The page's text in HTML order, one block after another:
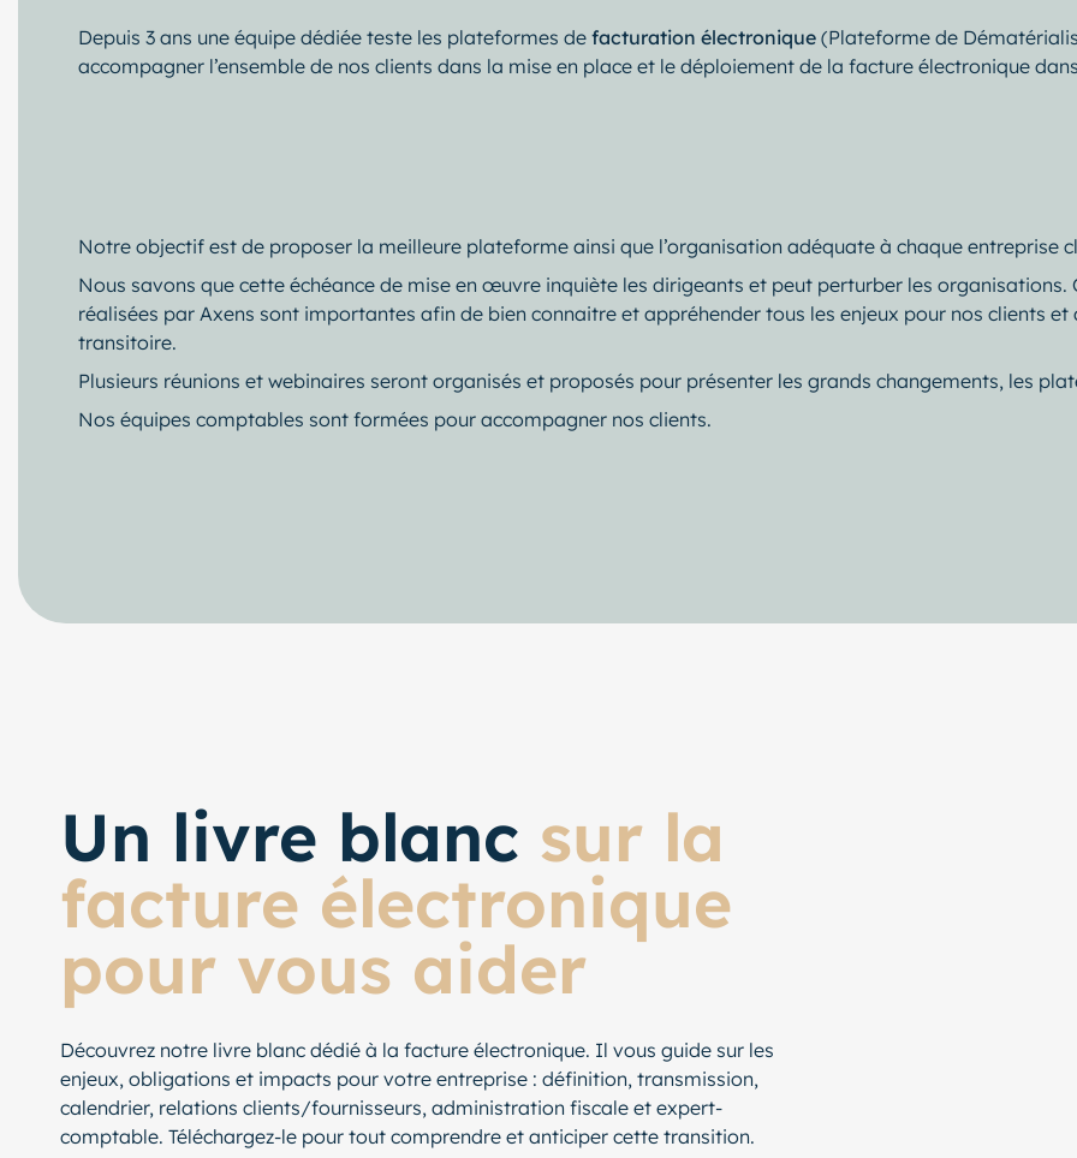
Depuis 3 ans une équipe dédiée teste les plateformes de facturation électronique (Plateforme de
accompagner l’ensemble de nos clients dans la mise en place et le déploiement de la facture électronique
Notre objectif est de proposer la meilleure plateforme ainsi que l’organisation adéquate à chaque entreprise
Nous savons que cette échéance de mise en œuvre inquiète les dirigeants et peut perturber les
réalisées par Axens sont importantes afin de bien connaitre et appréhender tous les enjeux pour nos clients
transitoire.
Plusieurs réunions et webinaires seront organisés et proposés pour présenter les grands changements, les
Nos équipes comptables sont formées pour accompagner nos clients.
Un livre blanc sur la
facture électronique
pour vous aider
Découvrez notre livre blanc dédié à la facture électronique. Il vous guide sur les
enjeux, obligations et impacts pour votre entreprise : définition, transmission,
calendrier, relations clients/fournisseurs, administration fiscale et expert-
comptable. Téléchargez-le pour tout comprendre et anticiper cette transition.